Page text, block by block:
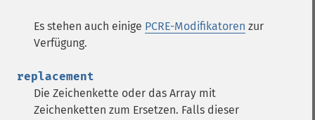
Es stehen auch einige PCRE-Modifikatoren zur
Verfügung.
replacement
Die Zeichenkette oder das Array mit
Zeichenketten zum Ersetzen. Falls dieser